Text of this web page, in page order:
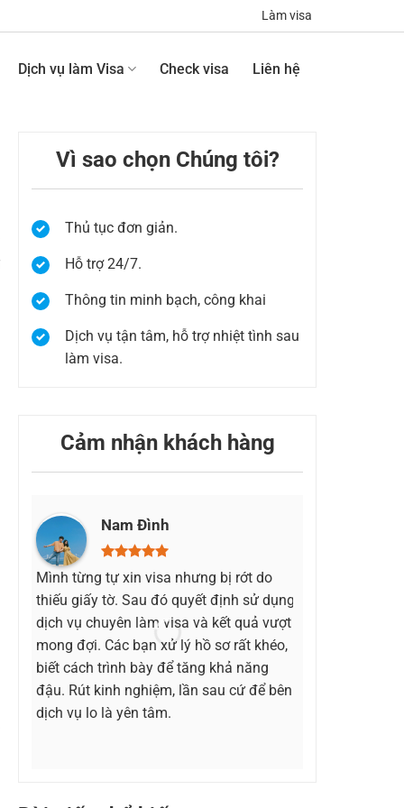
Làm visa
Dịch vụ làm Visa Check visa Liên hệ
Vì sao chọn Chúng tôi?
Thủ tục đơn giản.
Hỗ trợ 24/7.
Thông tin minh bạch, công khai
Dịch vụ tận tâm, hỗ trợ nhiệt tình sau
làm visa.
Cảm nhận khách hàng
Nam Đình
Mình từng tự xin visa nhưng bị rớt do
thiếu giấy tờ. Sau đó quyết định sử dụng
dịch vụ chuyên làm visa và kết quả vượt
mong đợi. Các bạn xử lý hồ sơ rất khéo,
biết cách trình bày để tăng khả năng
đậu. Rút kinh nghiệm, lần sau cứ để bên
dịch vụ lo là yên tâm.